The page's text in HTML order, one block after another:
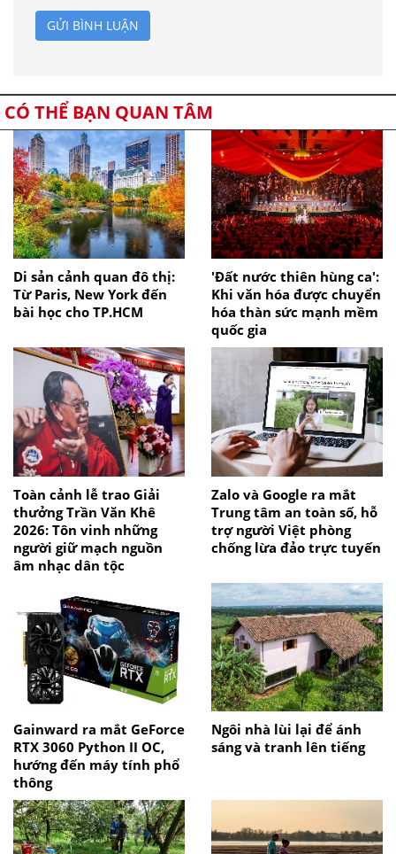
GỬI BÌNH LUẬN
CÓ THỂ BẠN QUAN TÂM
Di sản cảnh quan đô thị:
Từ Paris, New York đến
bài học cho TP.HCM
'Đất nước thiên hùng ca':
Khi văn hóa được chuyển
hóa thàn sức mạnh mềm
quốc gia
Toàn cảnh lễ trao Giải
thưởng Trần Văn Khê
2026: Tôn vinh những
người giữ mạch nguồn
âm nhạc dân tộc
Zalo và Google ra mắt
Trung tâm an toàn số, hỗ
trợ người Việt phòng
chống lừa đảo trực tuyến
Gainward ra mắt GeForce
RTX 3060 Python II OC,
hướng đến máy tính phổ
thông
Ngôi nhà lùi lại để ánh
sáng và tranh lên tiếng